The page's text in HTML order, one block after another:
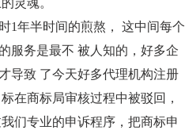
灵魂。
年半时间的煎熬， 这中间每个
服务是最不 被人知的，好多企
导致 了今天好多代理机构注册
在商标局审核过程中被驳回，
们专业的申诉程序，把商标申